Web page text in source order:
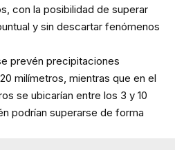
con la posibilidad de superar
y sin descartar fenómenos
prevén precipitaciones
milímetros, mientras que en el
se ubicarían entre los 3 y 10
podrían superarse de forma